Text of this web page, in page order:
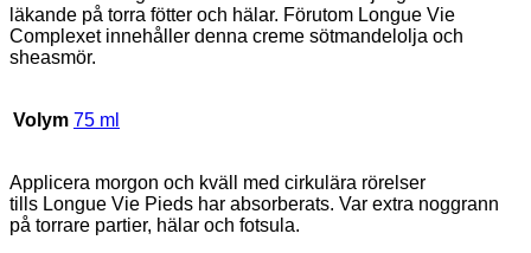
läkande på torra fötter och hälar. Förutom Longue Vie
Complexet innehåller denna creme sötmandelolja och
sheasmör.
Volym 75 ml
Applicera morgon och kväll med cirkulära rörelser
tills Longue Vie Pieds har absorberats. Var extra noggrann
på torrare partier, hälar och fotsula.